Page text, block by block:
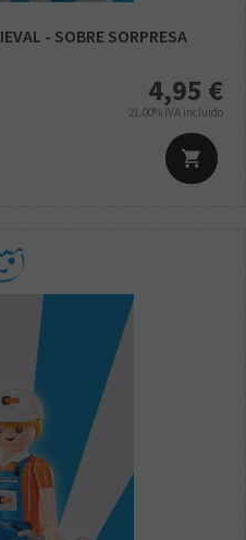
- SOBRE SORPRESA
4,95 €
21.00% IVA incluido